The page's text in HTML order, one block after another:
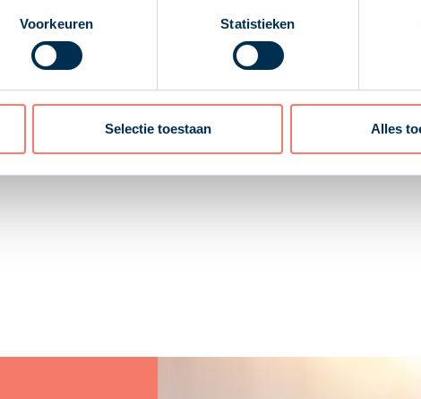
Voorkeuren Statistieken
Selectie toestaan Alles
is niet verdedigbaar. Zijn rekenmethode hield geen
doet niet ter zake. Bij inbreng in een bv gaat het om de
gehanteerd. Hij had moeten weten dat het negeren
de rechtbank ook niet reëel is. Tussen de inbreng en
waardestijging bestond nog niet op de inbrengdatum. De